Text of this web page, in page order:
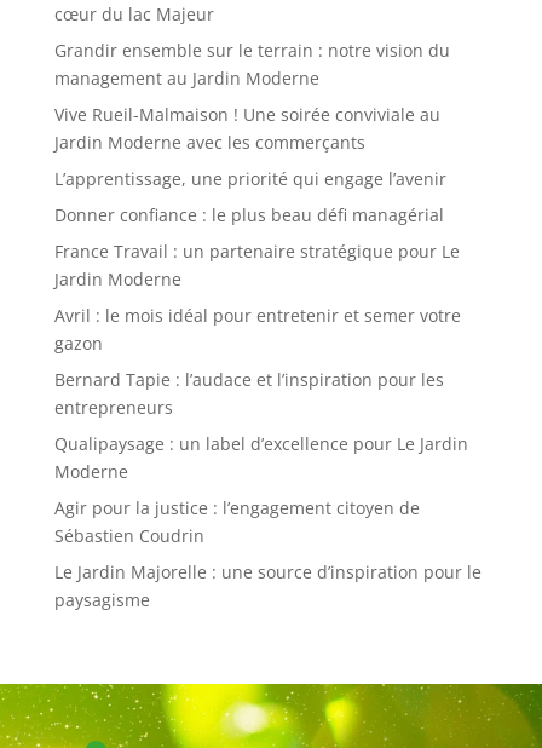
cœur du lac Majeur
Grandir ensemble sur le terrain : notre vision du
management au Jardin Moderne
Vive Rueil-Malmaison ! Une soirée conviviale au
Jardin Moderne avec les commerçants
L’apprentissage, une priorité qui engage l’avenir
Donner confiance : le plus beau défi managérial
France Travail : un partenaire stratégique pour Le
Jardin Moderne
Avril : le mois idéal pour entretenir et semer votre
gazon
Bernard Tapie : l’audace et l’inspiration pour les
entrepreneurs
Qualipaysage : un label d’excellence pour Le Jardin
Moderne
Agir pour la justice : l’engagement citoyen de
Sébastien Coudrin
Le Jardin Majorelle : une source d’inspiration pour le
paysagisme